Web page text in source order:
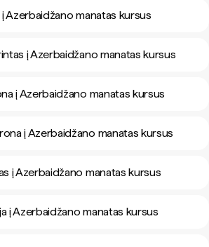
Azerbaidžano manatas kursus
į Azerbaidžano manatas kursus
į Azerbaidžano manatas kursus
į Azerbaidžano manatas kursus
į Azerbaidžano manatas kursus
į Azerbaidžano manatas kursus